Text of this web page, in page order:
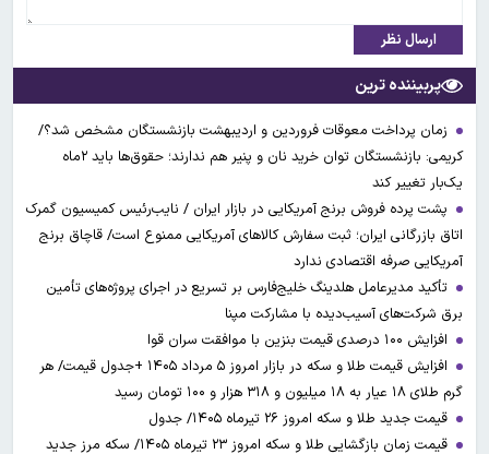
ارسال نظر
پربیننده ترین
زمان پرداخت معوقات فروردین و اردیبهشت بازنشستگان مشخص شد؟/
کریمی: بازنشستگان توان خرید نان و پنیر هم ندارند؛ حقوق‌ها باید ۲ماه
یک‌بار تغییر کند
پشت پرده فروش برنج آمریکایی در بازار ایران / نایب‌رئیس کمیسیون گمرک
اتاق بازرگانی ایران؛ ثبت سفارش کالاهای آمریکایی ممنوع است/ قاچاق برنج
آمریکایی صرفه اقتصادی ندارد
تأکید مدیرعامل هلدینگ خلیج‌فارس بر تسریع در اجرای پروژه‌های تأمین
برق شرکت‌های آسیب‌دیده با مشارکت مپنا
افزایش ۱۰۰ درصدی قیمت بنزین با موافقت سران قوا
افزایش قیمت طلا و سکه در بازار امروز ۵ مرداد ۱۴۰۵ +جدول قیمت/ هر
گرم طلای ۱۸ عیار به ۱۸ میلیون و ۳۱۸ هزار و ۱۰۰ تومان رسید
قیمت جدید طلا و سکه امروز ۲۶ تیرماه ۱۴۰۵/ جدول
قیمت زمان بازگشایی طلا و سکه امروز ۲۳ تیرماه ۱۴۰۵/ سکه مرز جدید